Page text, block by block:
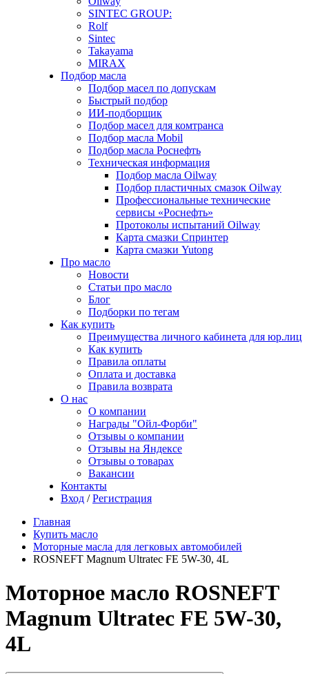
SINTEC GROUP:
Rolf
Sintec
Takayama
MIRAX
Подбор масла
Подбор масел по допускам
Быстрый подбор
ИИ-подборщик
Подбор масел для комтранса
Подбор масла Mobil
Подбор масла Роснефть
Техническая информация
Подбор масла Oilway
Подбор пластичных смазок Oilway
Профессиональные технические
сервисы «Роснефть»
Протоколы испытаний Oilway
Карта смазки Спринтер
Карта смазки Yutong
Про масло
Новости
Статьи про масло
Блог
Подборки по тегам
Как купить
Преимущества личного кабинета для юр.лиц
Как купить
Правила оплаты
Оплата и доставка
Правила возврата
О нас
О компании
Награды "Ойл-Форби"
Отзывы о компании
Отзывы на Яндексе
Отзывы о товарах
Вакансии
Контакты
Вход / Регистрация
Главная
Купить масло
Моторные масла для легковых автомобилей
ROSNEFT Magnum Ultratec FE 5W-30, 4L
Моторное масло ROSNEFT
Magnum Ultratec FE 5W-30,
4L